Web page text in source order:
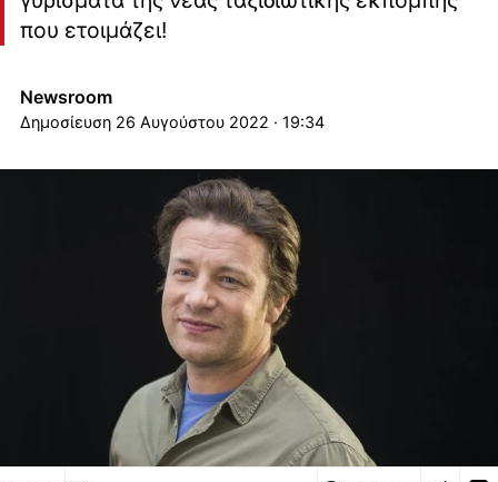
που ετοιμάζει!
Newsroom
26 Αυγούστου 2022 · 19:34